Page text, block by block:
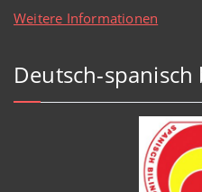
Weitere Informationen
Deutsch-